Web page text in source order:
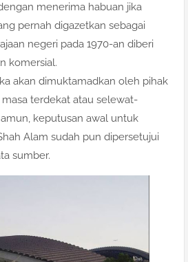
menerima habuan jika
pernah digazetkan sebagai
negeri pada 1970-an diberi
komersial.
akan dimuktamadkan oleh pihak
terdekat atau selewat-
keputusan awal untuk
Alam sudah pun dipersetujui
sumber.